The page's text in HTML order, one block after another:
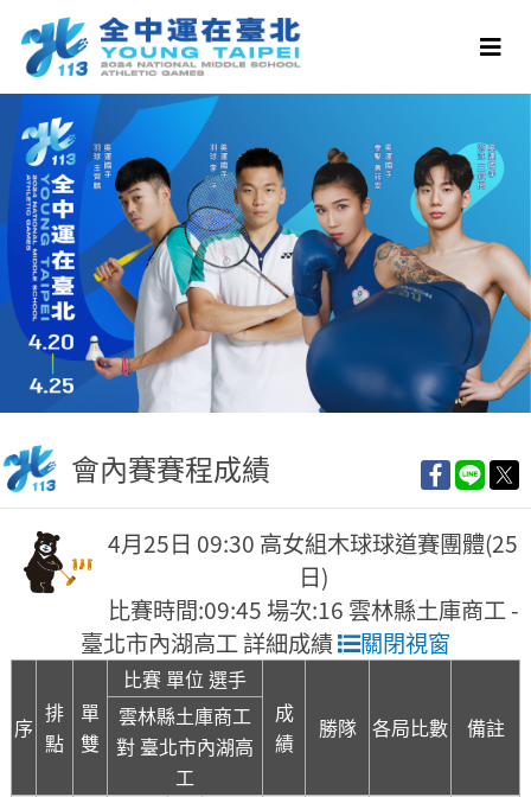
會內賽賽程成績
4月25日 09:30 高女組木球球道賽團體(25
日)
比賽時間:09:45 場次:16 雲林縣土庫商工 -
臺北市內湖高工 詳細成績
關閉視窗
序
排
點
單
雙
比賽 單位 選手
成
績
勝隊 各局比數 備註
雲林縣土庫商工
對 臺北市內湖高
工